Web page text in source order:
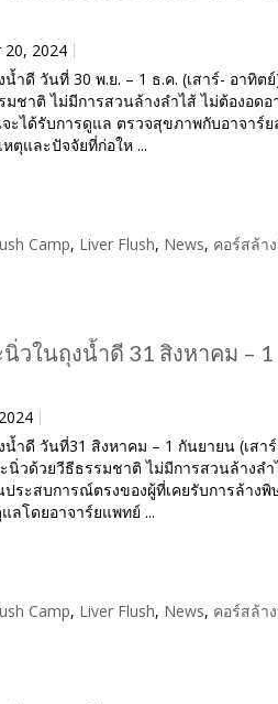
20, 2024
ำดี วันที่ 30 พ.ย. – 1 ธ.ค. (เสาร์- อาทิต
ชาติ ไม่มีการสวนล้างลำไส้ ไม่ต้องอดอ
ะได้รับการดูแล ตรวจสุขภาพกับอาจาร์
ตุและปัจจัยที่ก่อให ...
Camp, Liver Flush, News, คอร์สล้า
วในถุงน้ำดี 31 สิงหาคม – 1
ำดี วันที่31 สิงหาคม – 1 กันยายน (เสา
นิ่วด้วยวีธีธรรมชาติ ไม่มีการสวนล้างลำ
ระสบการณ์ตรงของผู้ที่เคยรับการล้างพิ
ลโดยอาจาร์ยแพทย์ ...
Camp, Liver Flush, News, คอร์สล้า